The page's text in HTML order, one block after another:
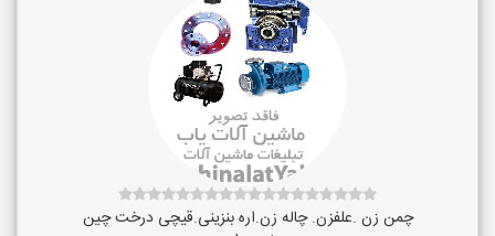
چمن زن .علفزن. چاله زن.اره بنزینی.قیچی درخت چین